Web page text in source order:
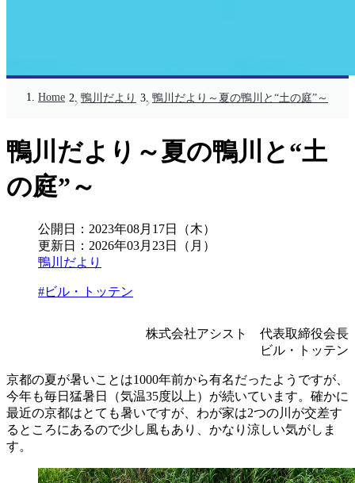
Home 鴨川だより 鴨川だより～夏の鴨川と“土の庭”～
鴨川だより～夏の鴨川と“土
の庭”～
公開日： 2023年08月17日（木）
更新日： 2026年03月23日（月）
鴨川だより
#ビル・トッテン
株式会社アシスト 代表取締役会長
ビル・トッテン
京都の夏が暑いことは1000年前から有名だったようですが、
今年も毎日猛暑日（気温35度以上）が続いています。確かに
最近の京都はとても暑いですが、わが家は2つの川が交差す
るところにあるので少し風もあり、かなり涼しい気がしま
す。